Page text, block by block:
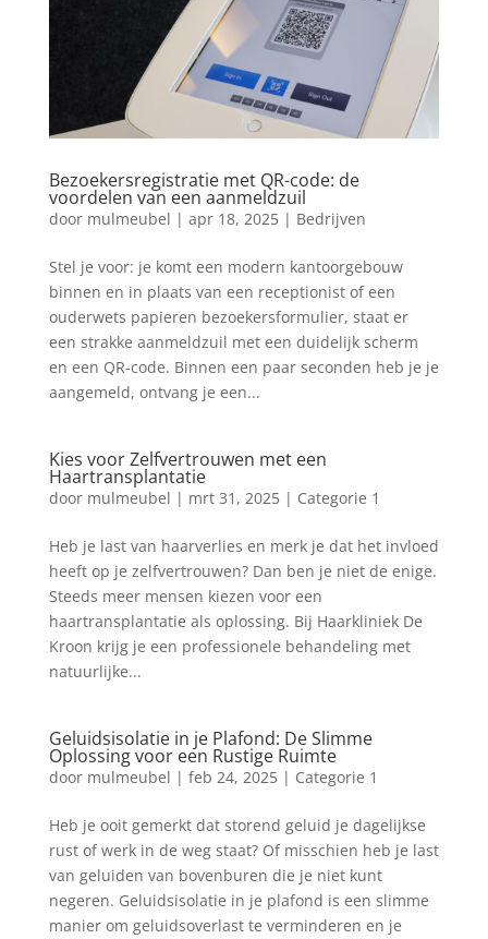
Bezoekersregistratie met QR-code: de
voordelen van een aanmeldzuil
door mulmeubel | apr 18, 2025| Bedrijven
Stel je voor: je komt een modern kantoorgebouw
binnen en in plaats van een receptionist of een
ouderwets papieren bezoekersformulier, staat er
een strakke aanmeldzuil met een duidelijk scherm
en een QR-code. Binnen een paar seconden heb je je
aangemeld, ontvang je een...
Kies voor Zelfvertrouwen met een
Haartransplantatie
door mulmeubel | mrt 31, 2025| Categorie 1
Heb je last van haarverlies en merk je dat het invloed
heeft op je zelfvertrouwen? Dan ben je niet de enige.
Steeds meer mensen kiezen voor een
haartransplantatie als oplossing. Bij Haarkliniek De
Kroon krijg je een professionele behandeling met
natuurlijke...
Geluidsisolatie in je Plafond: De Slimme
Oplossing voor een Rustige Ruimte
door mulmeubel | feb 24, 2025| Categorie 1
Heb je ooit gemerkt dat storend geluid je dagelijkse
rust of werk in de weg staat? Of misschien heb je last
van geluiden van bovenburen die je niet kunt
negeren. Geluidsisolatie in je plafond is een slimme
manier om geluidsoverlast te verminderen en je